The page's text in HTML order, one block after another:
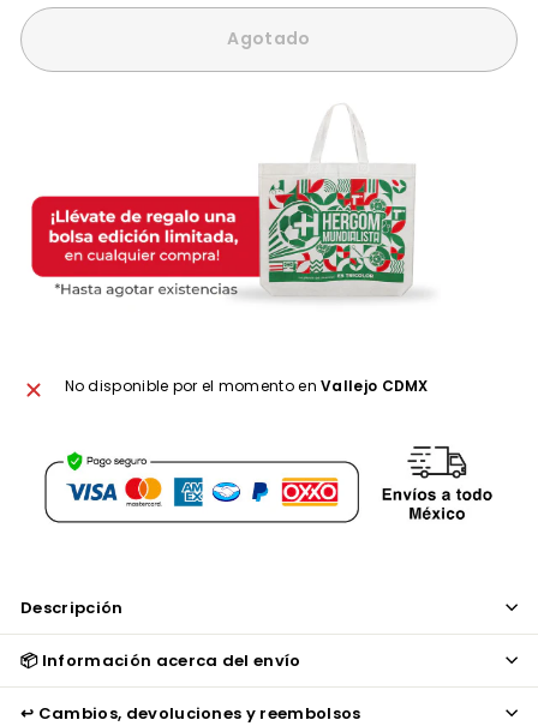
Agotado
No disponible por el momento enVallejo CDMX
Descripción
📦 Información acerca del envío
↩️ Cambios, devoluciones y reembolsos